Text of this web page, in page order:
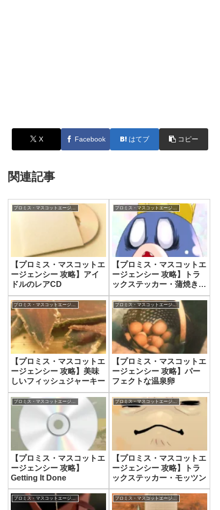
X Facebook はてブ コピー
関連記事
プロミス・マスコットエージェンシー
【プロミス・マスコットエ
ージェンシー 攻略】アイ
ドルのレアCD
プロミス・マスコットエージェンシー
【プロミス・マスコットエ
ージェンシー 攻略】トラ
ックステッカー・蒲焼きン
グ
【プロミス・マスコットエ
ージェンシー 攻略】美味
しいフィッシュジャーキー
プロミス・マスコットエージェンシー
【プロミス・マスコットエ
ージェンシー 攻略】パー
フェクトな温泉卵
【プロミス・マスコットエ
ージェンシー 攻略】
Getting It Done
【プロミス・マスコットエ
ージェンシー 攻略】トラ
ックステッカー・モッツン
プロミス・マスコットエージェンシー